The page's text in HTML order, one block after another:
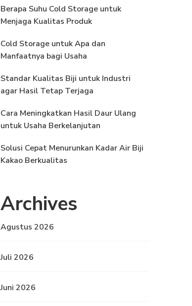
Berapa Suhu Cold Storage untuk
Menjaga Kualitas Produk
Cold Storage untuk Apa dan
Manfaatnya bagi Usaha
Standar Kualitas Biji untuk Industri
agar Hasil Tetap Terjaga
Cara Meningkatkan Hasil Daur Ulang
untuk Usaha Berkelanjutan
Solusi Cepat Menurunkan Kadar Air Biji
Kakao Berkualitas
Archives
Agustus 2026
Juli 2026
Juni 2026